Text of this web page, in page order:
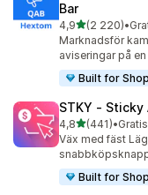
Bar
4,9av 5 stjärnor
(2 220)
2220 •
Marknadsför
aviseringar på
Built for
STKY ‑ Sticky
4,8av 5 stjärnor
(441)
441 recensioner
•
Väx med fäst
Built for